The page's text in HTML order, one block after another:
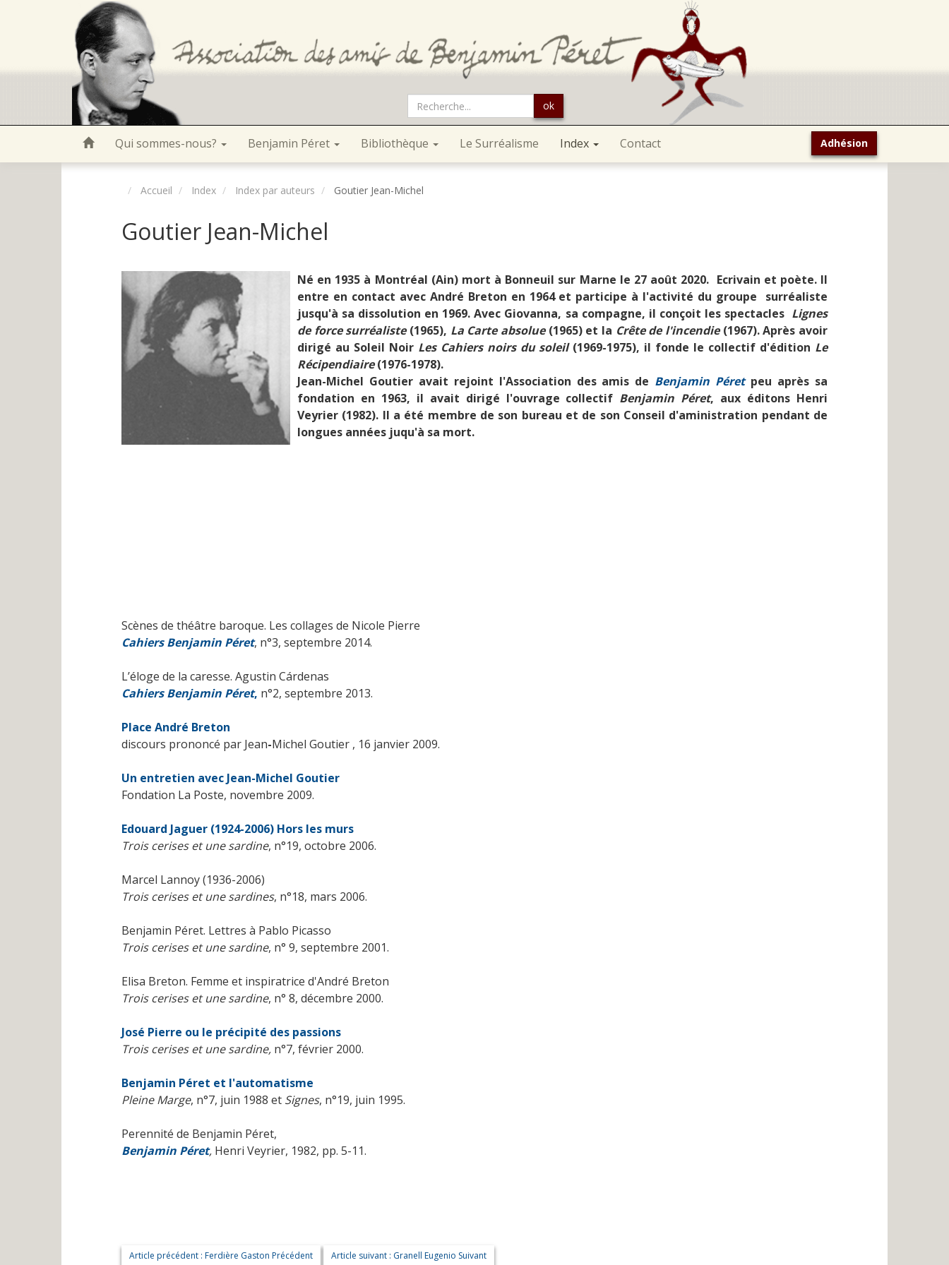
ok
Qui sommes-nous? Benjamin Péret Bibliothèque Le Surréalisme Index Contact Adhésion
Accueil Index Index par auteurs Goutier Jean-Michel
Goutier Jean-Michel
Né en 1935 à Montréal (Ain) mort à Bonneuil sur Marne le 27 août 2020. Ecrivain et poète. Il
entre en contact avec André Breton en 1964 et participe à l'activité du groupe surréaliste
jusqu'à sa dissolution en 1969. Avec Giovanna, sa compagne, il conçoit les spectacles Lignes
de force surréaliste(1965), La Carte absolue(1965) et la Crête de l'incendie(1967). Après avoir
dirigé au Soleil Noir Les Cahiers noirs du soleil (1969-1975), il fonde le collectif d'édition Le
Récipendiaire(1976-1978).
Jean-Michel Goutier avait rejoint l'Association des amis de Benjamin Péretpeu après sa
fondation en 1963, il avait dirigé l'ouvrage collectif Benjamin Péret, aux éditons Henri
Veyrier (1982). Il a été membre de son bureau et de son Conseil d'aministration pendant de
longues années juqu'à sa mort.
Scènes de théâtre baroque. Les collages de Nicole Pierre
Cahiers Benjamin Péret, n°3, septembre 2014.
L’éloge de la caresse. Agustin Cárdenas
Cahiers Benjamin Péret, n°2, septembre 2013.
Place André Breton
discours prononcé par Jean-Michel Goutier , 16 janvier 2009.
Un entretien avec Jean-Michel Goutier
Fondation La Poste, novembre 2009.
Edouard Jaguer (1924-2006) Hors les murs
Trois cerises et une sardine, n°19, octobre 2006.
Marcel Lannoy (1936-2006)
Trois cerises et une sardines, n°18, mars 2006.
Benjamin Péret. Lettres à Pablo Picasso
Trois cerises et une sardine, n° 9, septembre 2001.
Elisa Breton. Femme et inspiratrice d'André Breton
Trois cerises et une sardine, n° 8, décembre 2000.
José Pierre ou le précipité des passions
Trois cerises et une sardine, n°7, février 2000.
Benjamin Péret et l'automatisme
Pleine Marge, n°7, juin 1988 et Signes, n°19, juin 1995.
Perennité de Benjamin Péret,
Benjamin Péret, Henri Veyrier, 1982, pp. 5-11.
Article précédent : Ferdière Gaston Précédent Article suivant : Granell Eugenio Suivant